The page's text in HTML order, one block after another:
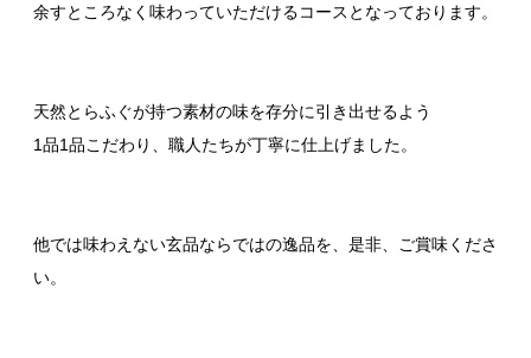
余すところなく味わっていただけるコースとなっております。
天然とらふぐが持つ素材の味を存分に引き出せるよう
1品1品こだわり、職人たちが丁寧に仕上げました。
他では味わえない玄品ならではの逸品を、是非、ご賞味くださ
い。